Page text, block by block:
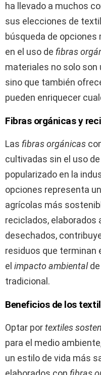
ha llevado a muchos
sus elecciones de
búsqueda de
en el uso de fibras
materiales no solo
sino que también
pueden enriquecer
Fibras orgánicas y
Las fibras orgánicas
cultivadas sin el uso
popularizado en la
opciones representa
agrícolas más
reciclados, elaborados
desechados,
residuos que terminan
el impacto ambientalde
tradicional.
Beneficios de los
Optar portextiles
para el medio
un estilo de vida más